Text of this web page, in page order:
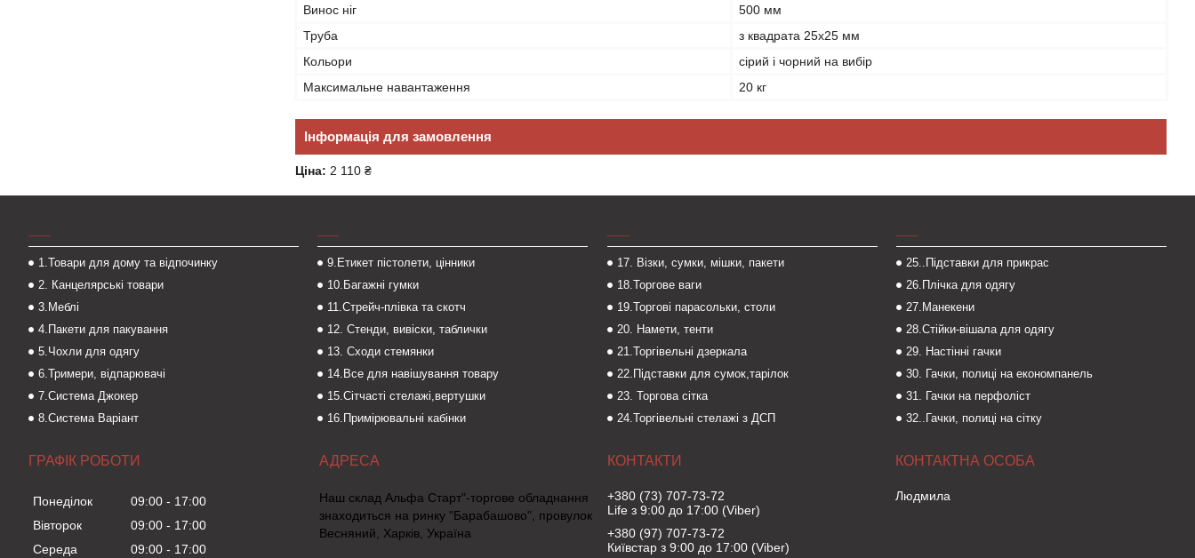
Винос ніг
500 мм
Труба
з квадрата 25х25 мм
Кольори
сірий і чорний на вибір
Максимальне навантаження
20 кг
Інформація для замовлення
Ціна: 2 110 ₴
1.Товари для дому та відпочинку
2. Канцелярські товари
3.Меблі
4.Пакети для пакування
5.Чохли для одягу
6.Тримери, відпарювачі
7.Система Джокер
8.Система Варіант
9.Етикет пістолети, цінники
10.Багажні гумки
11.Стрейч-плівка та скотч
12. Стенди, вивіски, таблички
13. Сходи стемянки
14.Все для навішування товару
15.Сітчасті стелажі,вертушки
16.Примірювальні кабінки
17. Візки, сумки, мішки, пакети
18.Торгове ваги
19.Торгові парасольки, столи
20. Намети, тенти
21.Торгівельні дзеркала
22.Підставки для сумок,тарілок
23. Торгова сітка
24.Торгівельні стелажі з ДСП
25..Підставки для прикрас
26.Плічка для одягу
27.Манекени
28.Стійки-вішала для одягу
29. Настінні гачки
30. Гачки, полиці на економпанель
31. Гачки на перфоліст
32..Гачки, полиці на сітку
ГРАФІК РОБОТИ
Понеділок 09:00
17:00
Вівторок
09:00
17:00
Середа
09:00 17:00
Наш склад Альфа Старт"-торгове обладнання
знаходиться на ринку "Барабашово", провулок
Весняний, Харків, Україна
+380 (73) 707-73-72
Life з 9:00 до 17:00 (Viber)
+380 (97) 707-73-72
Київстар з 9:00 до 17:00 (Viber)
Людмила